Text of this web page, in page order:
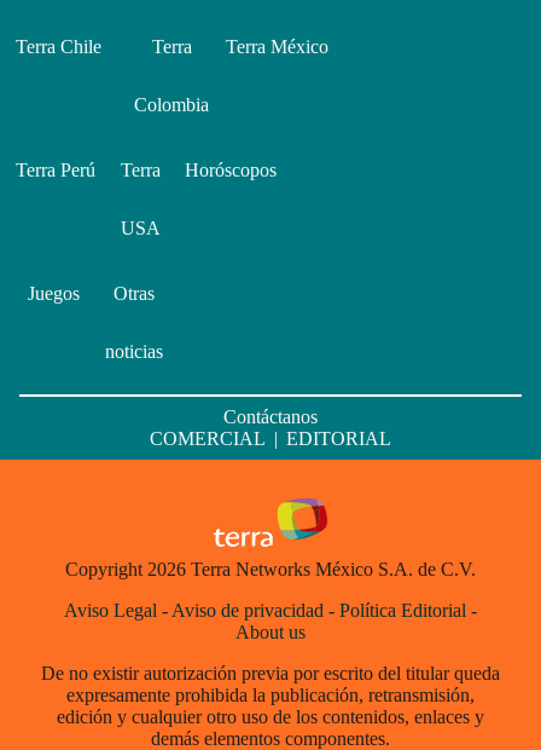
Terra Chile Terra
Colombia
Terra México
Terra Perú Terra
USA
Horóscopos
Juegos Otras
noticias
Contáctanos
COMERCIAL | EDITORIAL
Copyright 2026 Terra Networks México S.A. de C.V.
Aviso Legal - Aviso de privacidad - Política Editorial -
About us
De no existir autorización previa por escrito del titular queda
expresamente prohibida la publicación, retransmisión,
edición y cualquier otro uso de los contenidos, enlaces y
demás elementos componentes.